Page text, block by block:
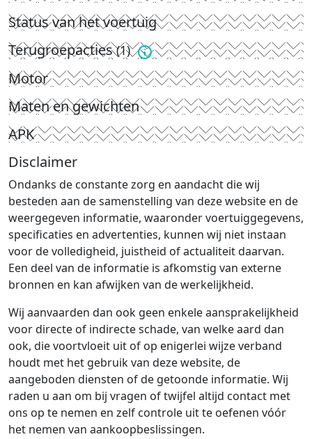
Status van het voertuig
Terugroepacties(1)
Motor
Maten en gewichten
APK
Disclaimer
Ondanks de constante zorg en aandacht die wij
besteden aan de samenstelling van deze website en de
weergegeven informatie, waaronder voertuiggegevens,
specificaties en advertenties, kunnen wij niet instaan
voor de volledigheid, juistheid of actualiteit daarvan.
Een deel van de informatie is afkomstig van externe
bronnen en kan afwijken van de werkelijkheid.
Wij aanvaarden dan ook geen enkele aansprakelijkheid
voor directe of indirecte schade, van welke aard dan
ook, die voortvloeit uit of op enigerlei wijze verband
houdt met het gebruik van deze website, de
aangeboden diensten of de getoonde informatie. Wij
raden u aan om bij vragen of twijfel altijd contact met
ons op te nemen en zelf controle uit te oefenen vóór
het nemen van aankoopbeslissingen.